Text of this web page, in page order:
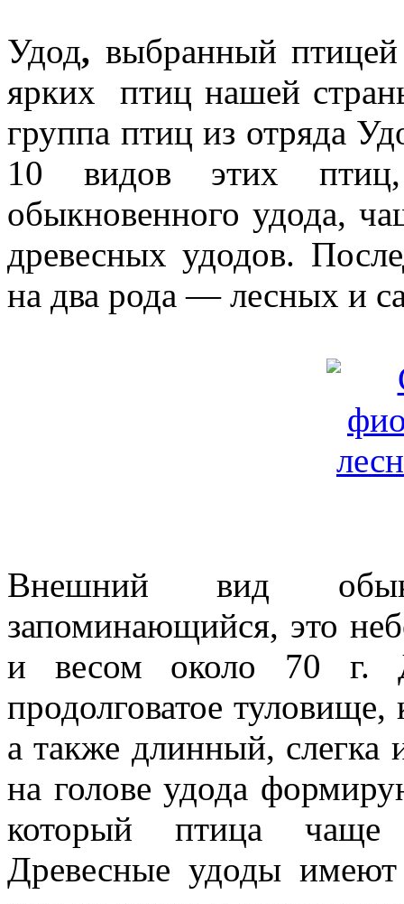
Удод, выбранный
ярких птиц нашей
группа птиц из отряда
10 видов этих
обыкновенного удода,
древесных удодов.
на два рода — лесных и
Внешний вид
запоминающийся, это
и весом около 70 г.
продолговатое
а также длинный,
на голове удода
который птица чаще
Древесные удоды